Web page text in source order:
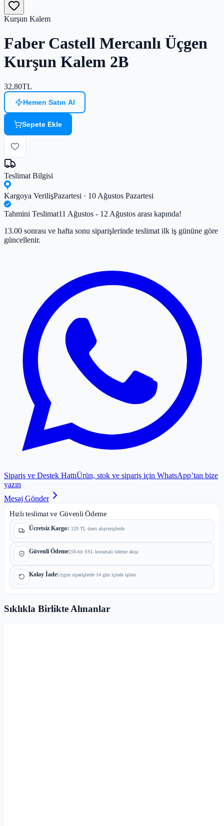
Kurşun Kalem
Faber Castell Mercanlı Üçgen
Kurşun Kalem 2B
32,80TL
Hemen Satın Al
Sepete Ekle
Teslimat Bilgisi
Kargoya VerilişPazartesi · 10 Ağustos Pazartesi
Tahmini Teslimat11 Ağustos - 12 Ağustos arası kapında!
13.00 sonrası ve hafta sonu siparişlerinde teslimat ilk iş gününe göre
güncellenir.
Sipariş ve Destek HattıÜrün, stok ve sipariş için WhatsApp’tan bize
yazın
Mesaj Gönder
Hızlı teslimat ve Güvenli Ödeme
Ücretsiz Kargo1.129 TL üzeri alışverişlerde
Güvenli Ödeme256-bit SSL korumalı ödeme akışı
Kolay İadeUygun siparişlerde 14 gün içinde işlem
Sıklıkla Birlikte Alınanlar